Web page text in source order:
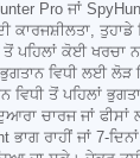
Pro ਜਾਂ
ਕਾਰਜਸ਼ੀਲਤਾ,
ਪਹਿਲਾਂ ਕੋਈ ਖਰਚਾ
ਵਿਧੀ ਲਈ
ਵਿਧੀ ਤੋਂ ਪਹਿਲਾਂ
ਚਾਰਜ ਜਾਂ ਫੀਸਾਂ
ਭਾਗ ਰਾਹੀਂ ਜਾਂ 7-